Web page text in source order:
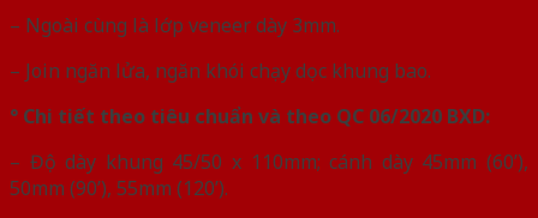
– Ngoài cùng là lớp veneer dày 3mm.
– Join ngăn lửa, ngăn khói chạy dọc khung bao.
° Chi tiết theo tiêu chuẩn và theo QC 06/2020 BXD:
– Độ dày khung 45/50 x 110mm; cánh dày 45mm (60’),
50mm (90’), 55mm (120’).